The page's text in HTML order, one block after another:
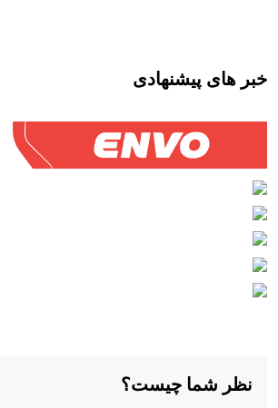
خبر های پیشنهادی
نظر شما چیست؟